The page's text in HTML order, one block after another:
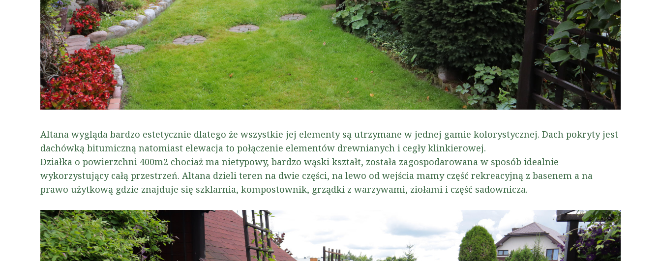
Altana wygląda bardzo estetycznie dlatego że wszystkie jej elementy są utrzymane w jednej gamie kolorystycznej. Dach pokryty jest
dachówką bitumiczną natomiast elewacja to połączenie elementów drewnianych i cegły klinkierowej.
Działka o powierzchni 400m2 chociaż ma nietypowy, bardzo wąski kształt, została zagospodarowana w sposób idealnie
wykorzystujący całą przestrzeń. Altana dzieli teren na dwie części, na lewo od wejścia mamy część rekreacyjną z basenem a na
prawo użytkową gdzie znajduje się szklarnia, kompostownik, grządki z warzywami, ziołami i część sadownicza.